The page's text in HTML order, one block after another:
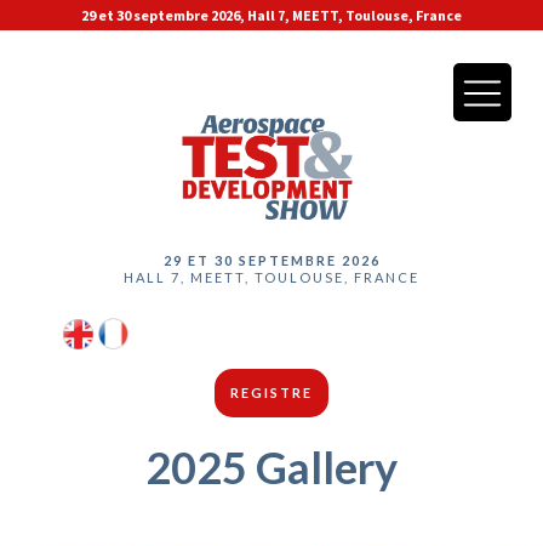
29 et 30 septembre 2026, Hall 7, MEETT, Toulouse, France
29 ET 30 SEPTEMBRE 2026
HALL 7, MEETT, TOULOUSE, FRANCE
REGISTRE
2025 Gallery